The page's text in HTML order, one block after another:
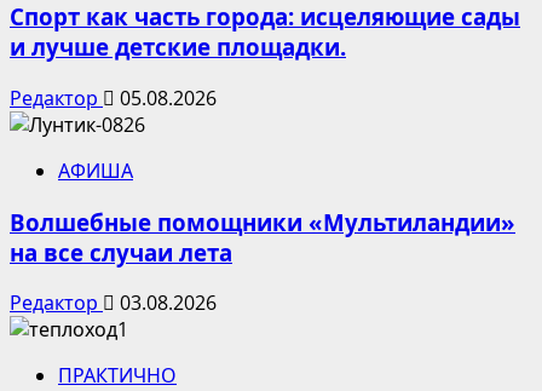
Спорт как часть города: исцеляющие сады
и лучше детские площадки.
Редактор 05.08.2026
АФИША
Волшебные помощники «Мультиландии»
на все случаи лета
Редактор 03.08.2026
ПРАКТИЧНО